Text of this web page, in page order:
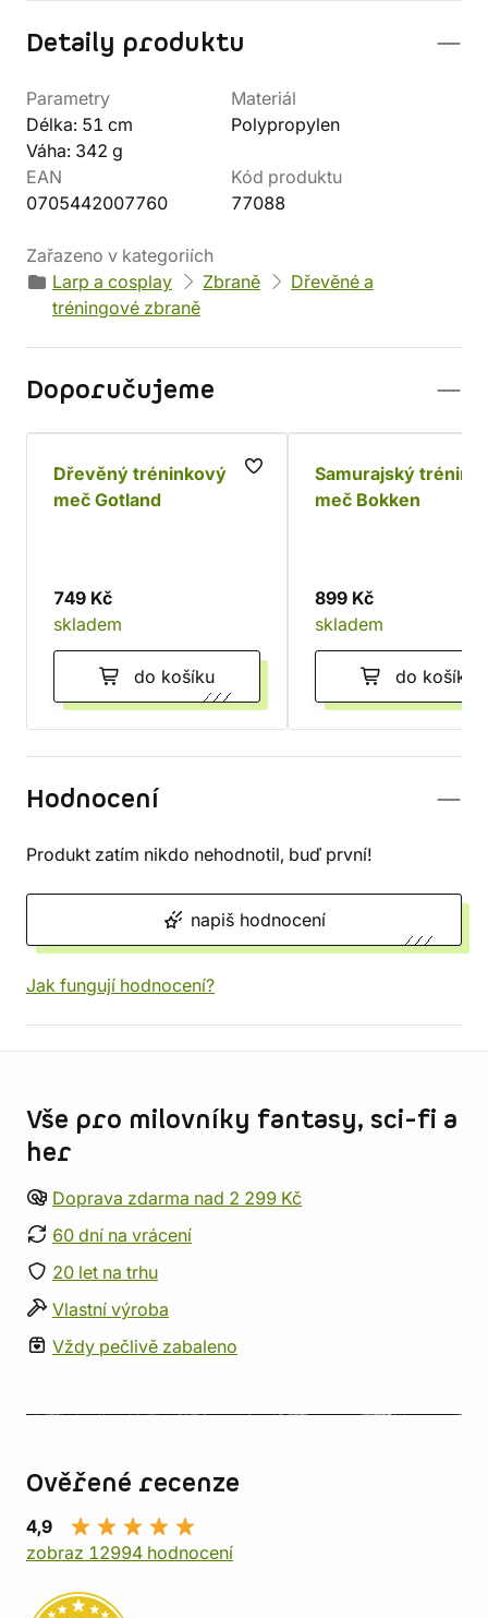
Detaily produktu
Parametry
Délka: 51 cm
Váha: 342 g
Materiál
Polypropylen
EAN
0705442007760
Kód produktu
77088
Zařazeno v kategoriích
Larp a cosplay
Zbraně
Dřevěné a
tréningové zbraně
Doporučujeme
Dřevěný tréninkový
meč Gotland
749 Kč
skladem
do košíku
Samurajský
meč Bokken
899 Kč
skladem
do košíku
Hodnocení
Produkt zatím nikdo nehodnotil, buď první!
napiš hodnocení
Jak fungují hodnocení?
Vše pro milovníky fantasy, sci-fi a
her
Doprava zdarma nad 2 299 Kč
60 dní na vrácení
20 let na trhu
Vlastní výroba
Vždy pečlivě zabaleno
Ověřené recenze
4,9
zobraz 12994 hodnocení